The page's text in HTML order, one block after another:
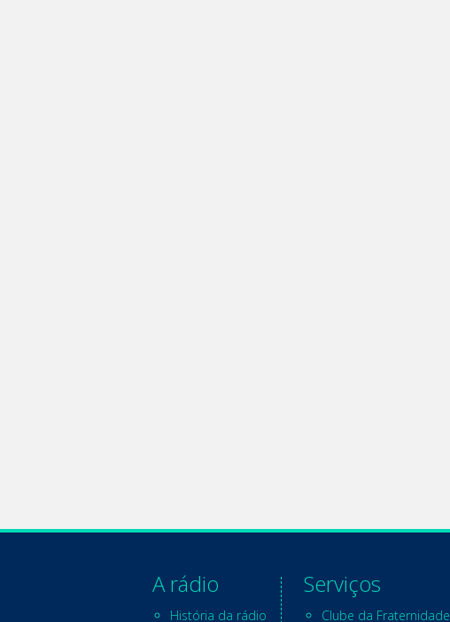
A rádio
História da rádio
Serviços
Clube da Fraternidade